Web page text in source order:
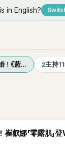
in English?
！《藍… 2主持
崔叡娜「零露肌」